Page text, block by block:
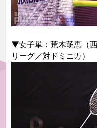
▼女子単：荒木萌恵（
リーグ／対ドミニカ）